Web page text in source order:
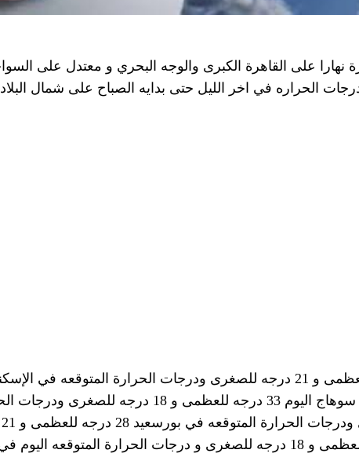
على القاهرة الكبرى والوجه البحري و معتدل على
الحراره في اخر الليل حتى بدايه الصباح على شمال
للعظمى و 20 درجه للصغرى بينما درجات الحرارة المتوقعه في سوهاج اليوم 33 درجه للعظمى و 18 درجه